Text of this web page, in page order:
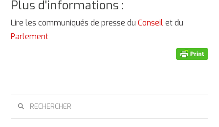
Plus d'informations :
Lire les communiqués de presse duConseilet du
Parlement